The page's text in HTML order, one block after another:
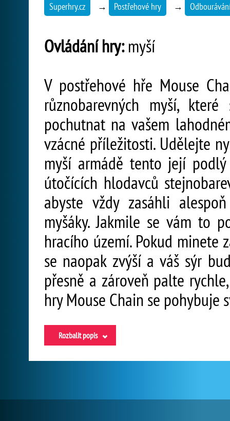
Superhry.cz → Postřehové hry →
Ovládání hry:myší
V postřehové hře Mouse
různobarevných myší,
pochutnat na vašem
vzácné příležitosti. Udělejte
myší armádě tento její
útočících hlodavců
abyste vždy zasáhli
myšáky. Jakmile se vám to
hracího území. Pokud minete
se naopak zvýší a váš sýr
přesně a zároveň palte
hry Mouse Chain se pohybuje
Rozbalit popis